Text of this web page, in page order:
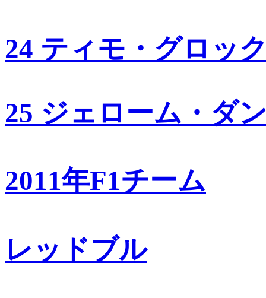
24 ティモ・グロッ
25 ジェローム・ダ
2011年F1チーム
レッドブル